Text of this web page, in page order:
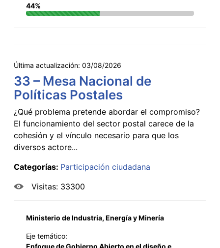
44%
Última actualización: 03/08/2026
33 – Mesa Nacional de
Políticas Postales
¿Qué problema pretende abordar el compromiso?
El funcionamiento del sector postal carece de la
cohesión y el vínculo necesario para que los
diversos actore...
Categorías: Participación ciudadana
Visitas: 33300
Ministerio de Industria, Energía y Minería
Eje temático:
Enfoque de Gobierno Abierto en el diseño e